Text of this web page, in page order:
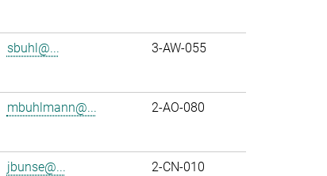
sbuhl@... 3-AW-055
mbuhlmann@... 2-AO-080
jbunse@... 2-CN-010